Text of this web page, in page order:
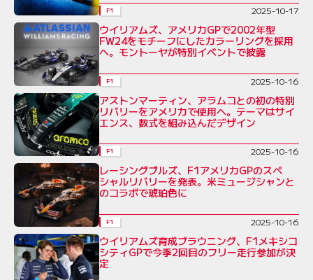
F1 2025-10-17
ウイリアムズ、アメリカGPで2002年型
FW24をモチーフにしたカラーリングを採用
へ。モントーヤが特別イベントで披露
F1 2025-10-16
アストンマーティン、アラムコとの初の特別
リバリーをアメリカで使用へ。テーマはサイ
エンス、数式を組み込んだデザイン
F1 2025-10-16
レーシングブルズ、F1アメリカGPのスペ
シャルリバリーを発表。米ミュージシャンと
のコラボで琥珀色に
F1 2025-10-16
ウイリアムズ育成ブラウニング、F1メキシコ
シティGPで今季2回目のフリー走行参加が決
定